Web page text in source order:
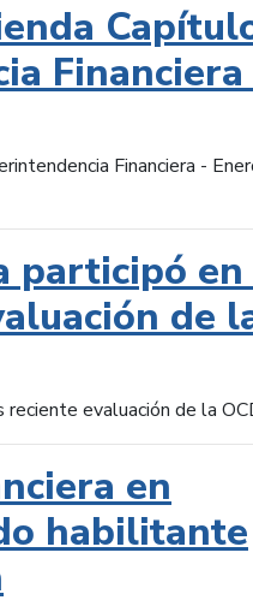
Financiera -
participó
de
reciente evaluación de la
en
habilitante